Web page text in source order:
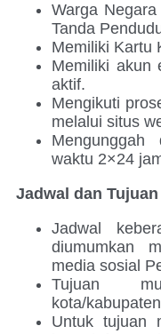
Warga
Tanda
Memiliki Kartu
Memiliki akun
aktif.
Mengikuti
melalui situs
Mengunggah
waktu 2×24
Jadwal dan
Jadwal
diumumkan
media sosial
Tujuan
kota/
Untuk tujuan